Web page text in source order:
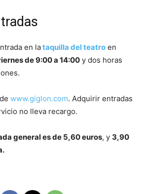
en lataquilla del teatro en
de 9:00 a 14:00 y dos horas
www.giglon.com. Adquirir entradas
no lleva recargo.
general es de 5,60 euros, y 3,90